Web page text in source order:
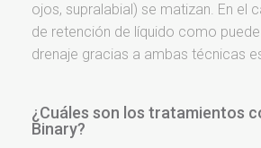
ojos, supralabial) se matizan. En el
de retención de líquido como puede
drenaje gracias a ambas técnicas
¿Cuáles son los tratamientos
Binary?